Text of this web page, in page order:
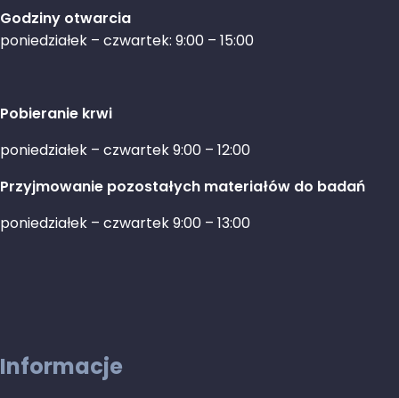
Godziny otwarcia
poniedziałek – czwartek: 9:00 – 15:00
Pobieranie krwi
poniedziałek – czwartek 9:00 – 12:00
Przyjmowanie pozostałych materiałów do badań
poniedziałek – czwartek 9:00 – 13:00
Informacje